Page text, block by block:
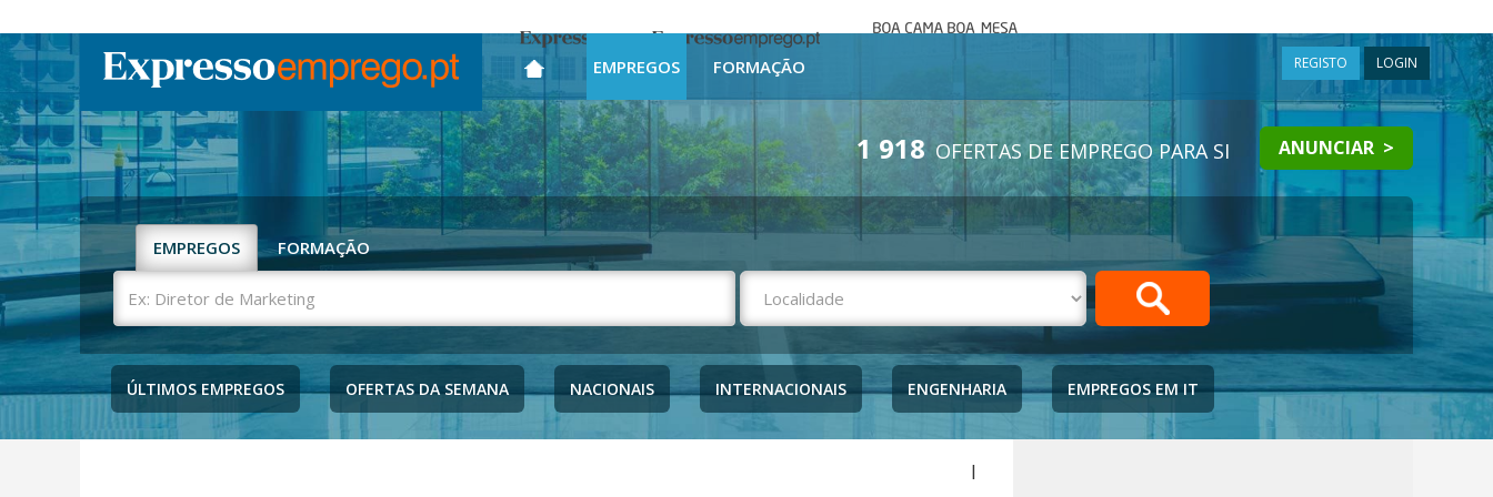
Expresso Expresso Emprego
mesa
EMPREGOS FORMAÇÃO REGISTO LOGIN
1 918 OFERTAS DE EMPREGO PARA SI ANUNCIAR >
EMPREGOS FORMAÇÃO
Ex:
Diretor
de
ÚLTIMOS EMPREGOS
OFERTAS DA SEMANA NACIONAIS INTERNACIONAIS ENGENHARIA EMPREGOS EM IT
|